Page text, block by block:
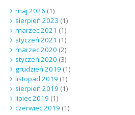
maj 2026 (1)
sierpień 2023 (1)
marzec 2021 (1)
styczeń 2021 (1)
marzec 2020 (2)
styczeń 2020 (3)
grudzień 2019 (1)
listopad 2019 (1)
sierpień 2019 (1)
lipiec 2019 (1)
czerwiec 2019 (1)